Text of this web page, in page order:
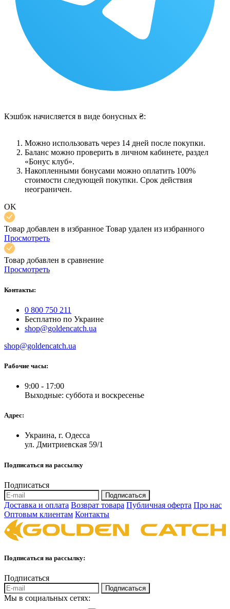
Кэшбэк начисляется в виде бонусных ₴:
Можно использовать через 14 дней после покупки.
Баланс можно проверить в личном кабинете, раздел
«Бонус клуб».
Накопленными бонусами можно оплатить 100%
стоимости следующей покупки. Срок действия
неограничен.
OK
Товар добавлен в избранное Товар удален из избранного
Просмотреть
Товар добавлен в сравнение
Просмотреть
Контакты:
0 800 750 211
Бесплатно по Украине
shop@goldencatch.ua
shop@goldencatch.ua
Рабочие часы:
9:00 - 17:00
Выходные: суббота и воскресенье
Адрес:
Украина, г. Одесса
ул. Дмитриевская 59/1
Подписаться на рассылку
Подписаться
Подписаться
Доставка и оплата Возврат товара Публичная оферта Про нас
Оптовым клиентам Контакты
Подписаться на рассылку:
Подписаться
Подписаться
Мы в социальных сетях: